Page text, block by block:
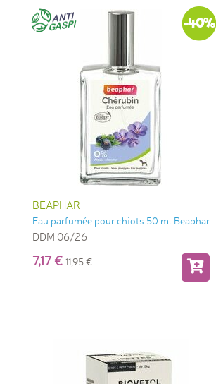
-40%
BEAPHAR
Eau parfumée pour chiots 50 ml Beaphar
DDM 06/26
7,17 11,95